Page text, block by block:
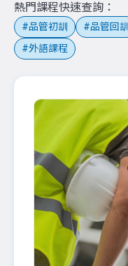
熱門課程快速查詢
品管初訓 品管回訓
外語課程